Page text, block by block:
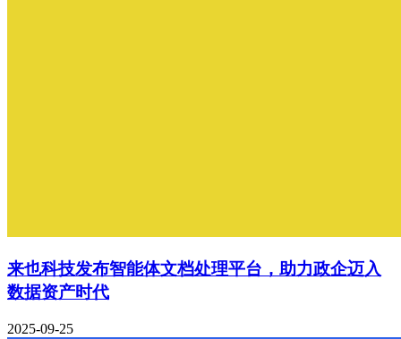
来也科技发布智能体文档处理平台，助力政企迈入
数据资产时代
2025-09-25